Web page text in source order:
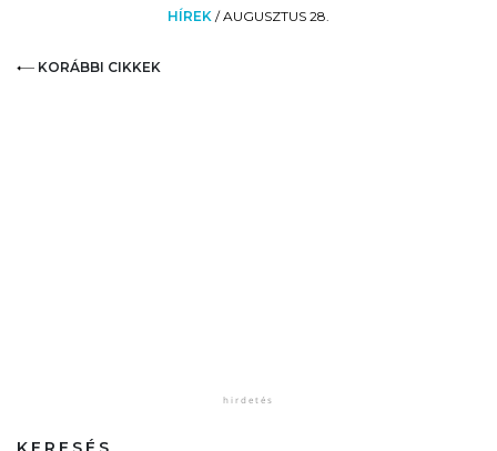
HÍREK /AUGUSZTUS 28.
KORÁBBI CIKKEK